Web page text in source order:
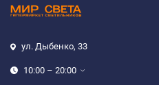
ул. Дыбенко, 33
10:00 – 20:00